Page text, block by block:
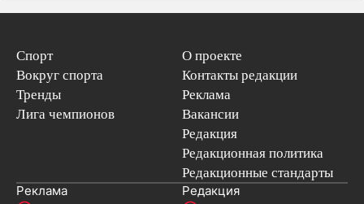
Спорт
Вокруг спорта
Тренды
Лига чемпионов
О проекте
Контакты редакции
Реклама
Вакансии
Редакция
Редакционная политика
Редакционные стандарты
Реклама Редакция